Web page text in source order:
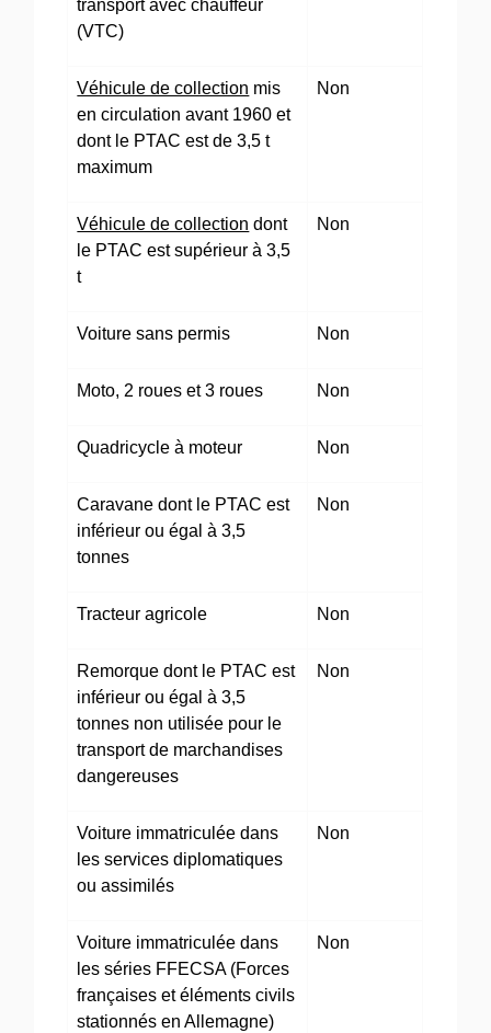
transport avec chauffeur
(VTC)
Véhicule de collection mis
en circulation avant 1960 et
dont le PTAC est de 3,5 t
maximum
Non
Véhicule de collection dont
le PTAC est supérieur à 3,5
t
Non
Voiture sans permis Non
Moto, 2 roues et 3 roues Non
Quadricycle à moteur Non
Caravane dont le PTAC est
inférieur ou égal à 3,5
tonnes
Non
Tracteur agricole Non
Remorque dont le PTAC est
inférieur ou égal à 3,5
tonnes non utilisée pour le
transport de marchandises
dangereuses
Non
Voiture immatriculée dans
les services diplomatiques
ou assimilés
Non
Voiture immatriculée dans
les séries FFECSA (Forces
françaises et éléments civils
stationnés en Allemagne)
Non